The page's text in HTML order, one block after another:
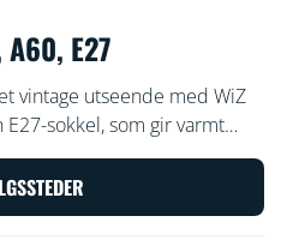
E27
vintage utseende med WiZ
sokkel, som gir varmt
med WiZ-appen eller
og lyse opp, eller bruk
på Wi-Fi-oppsett.